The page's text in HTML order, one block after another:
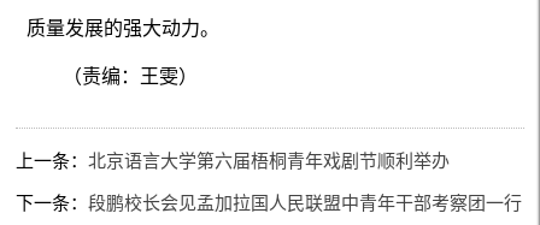
质量发展的强大动力。
（责编：王雯）
上一条：北京语言大学第六届梧桐青年戏剧节顺利举办
下一条：段鹏校长会见孟加拉国人民联盟中青年干部考察团一行